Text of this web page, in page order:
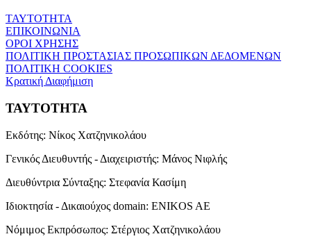
ΤΑΥΤΟΤΗΤΑ
ΕΠΙΚΟΙΝΩΝΙΑ
ΟΡΟΙ ΧΡΗΣΗΣ
ΠΟΛΙΤΙΚΗ ΠΡΟΣΤΑΣΙΑΣ ΠΡΟΣΩΠΙΚΩΝ ΔΕΔΟΜΕΝΩΝ
ΠΟΛΙΤΙΚΗ COOKIES
Κρατική Διαφήμιση
ΤΑΥΤΟΤΗΤΑ
Εκδότης: Νίκος Χατζηνικολάου
Γενικός Διευθυντής - Διαχειριστής: Μάνος Νιφλής
Διευθύντρια Σύνταξης: Στεφανία Κασίμη
Ιδιοκτησία - Δικαιούχος domain: ENIKOS AE
Νόμιμος Εκπρόσωπος: Στέργιος Χατζηνικολάου